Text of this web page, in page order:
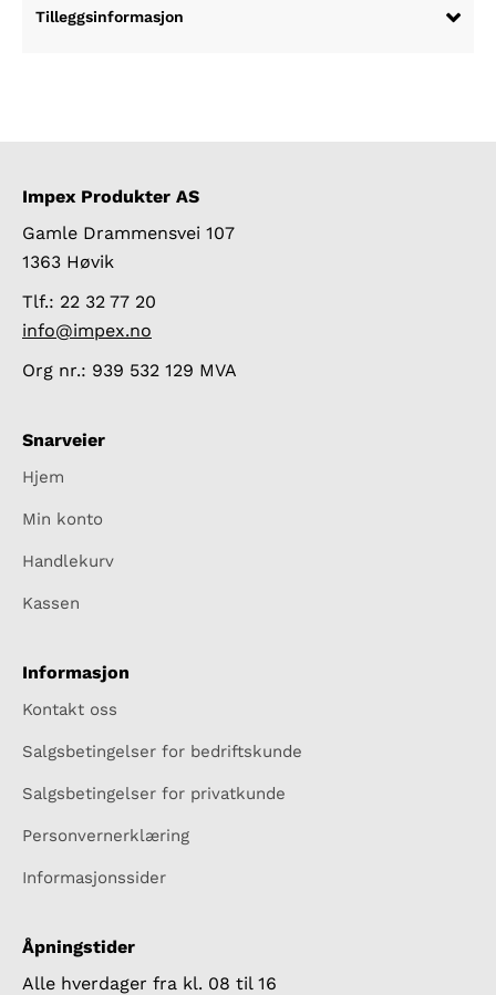
Tilleggsinformasjon
Impex Produkter AS
Gamle Drammensvei 107
1363 Høvik
Tlf.: 22 32 77 20
info@impex.no
Org nr.: 939 532 129 MVA
Snarveier
Hjem
Min konto
Handlekurv
Kassen
Informasjon
Kontakt oss
Salgsbetingelser for bedriftskunde
Salgsbetingelser for privatkunde
Personvernerklæring
Informasjonssider
Åpningstider
Alle hverdager fra kl. 08 til 16